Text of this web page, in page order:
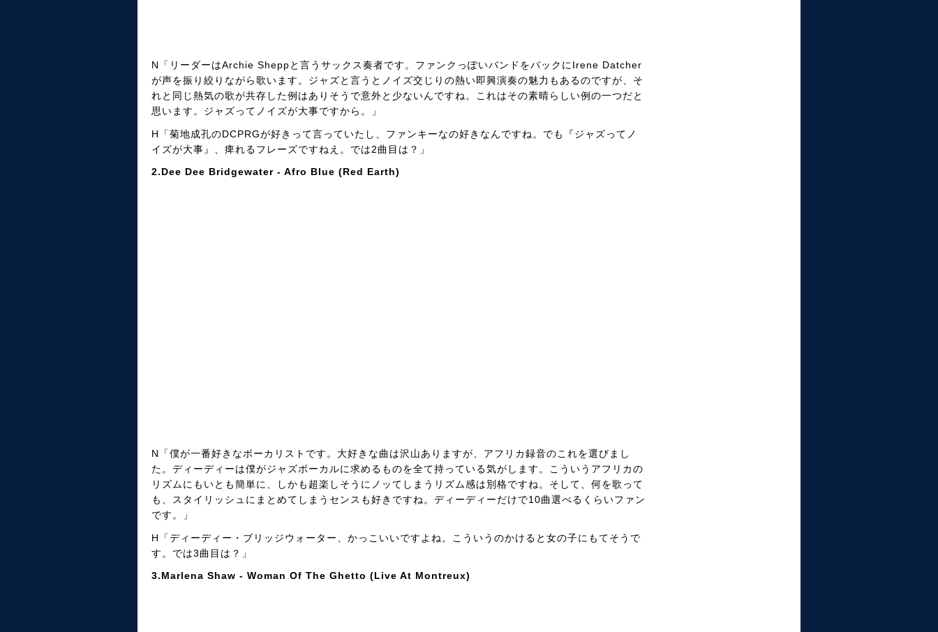
N「リーダーはArchie Sheppと言うサックス奏者です。ファンクっぽいバンドをバックにIrene Datcher
が声を振り絞りながら歌います。ジャズと言うとノイズ交じりの熱い即興演奏の魅力もあるのですが、そ
れと同じ熱気の歌が共存した例はありそうで意外と少ないんですね。これはその素晴らしい例の一つだと
思います。ジャズってノイズが大事ですから。」
H「菊地成孔のDCPRGが好きって言っていたし、ファンキーなの好きなんですね。でも『ジャズってノ
イズが大事』、痺れるフレーズですねえ。では2曲目は？」
2.Dee Dee Bridgewater - Afro Blue (Red Earth)
N「僕が一番好きなボーカリストです。大好きな曲は沢山ありますが、アフリカ録音のこれを選びまし
た。ディーディーは僕がジャズボーカルに求めるものを全て持っている気がします。こういうアフリカの
リズムにもいとも簡単に、しかも超楽しそうにノッてしまうリズム感は別格ですね。そして、何を歌って
も、スタイリッシュにまとめてしまうセンスも好きですね。ディーディーだけで10曲選べるくらいファン
です。」
H「ディーディー・ブリッジウォーター、かっこいいですよね。こういうのかけると女の子にもてそうで
す。では3曲目は？」
3.Marlena Shaw - Woman Of The Ghetto (Live At Montreux)